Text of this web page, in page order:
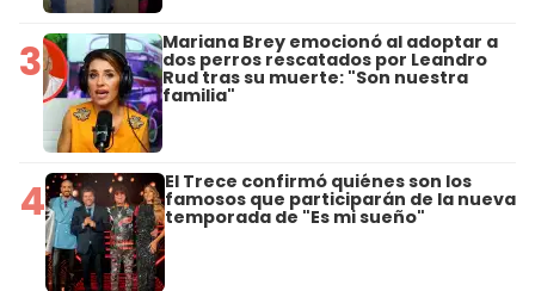
3 Mariana Brey emocionó al adoptar a
dos perros rescatados por Leandro
Rud tras su muerte: "Son nuestra
familia"
4 El Trece confirmó quiénes son los
famosos que participarán de la nueva
temporada de "Es mi sueño"